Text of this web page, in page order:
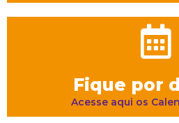
Fique por
Acesse aqui os